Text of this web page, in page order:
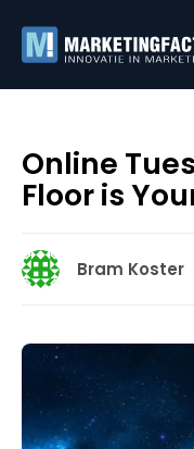
Online
Floor is
Bram Koster